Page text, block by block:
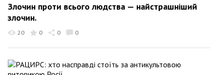
Злочин проти всього людства — найстрашніший
злочин.
20 0 0 0